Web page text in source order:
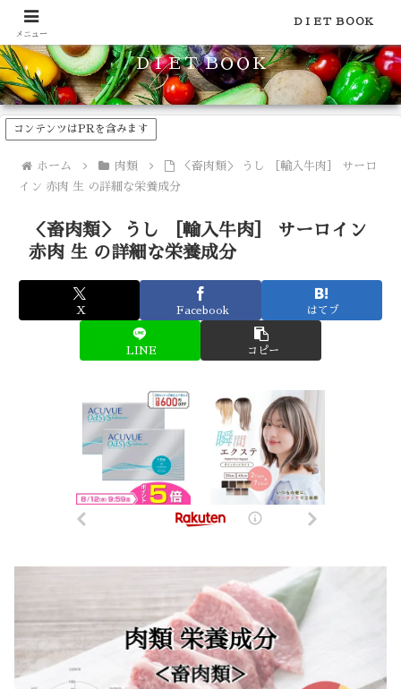
食品のカロリーや糖質などの栄養素がわかる！健康やダイエットに
ＤＩＥＴ ＢＯＯＫ
コンテンツはPRを含みます
ホーム 肉類
＜畜肉類＞ うし ［輸入牛肉］ サーロ
イン 赤肉 生 の詳細な栄養成分
＜畜肉類＞ うし ［輸入牛肉］ サーロイン
赤肉 生 の詳細な栄養成分
X Facebook はてブ
LINE コピー
メニュー
ＤＩＥＴ ＢＯＯＫ